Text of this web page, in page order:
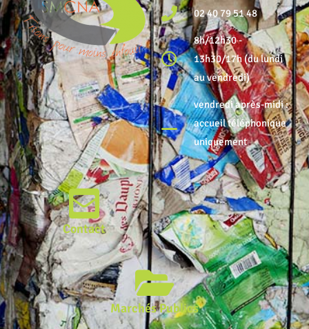
02 40 79 51 48
8h/12h30 -
13h30/17h (du lundi
au vendredi)
vendredi après-midi :
accueil téléphonique
uniquement
Contact
Marchés Publics